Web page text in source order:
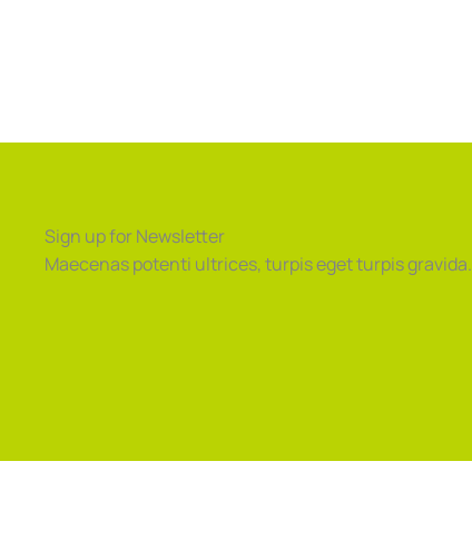
Sign up for Newsletter
Maecenas potenti ultrices, turpis eget turpis gravida.